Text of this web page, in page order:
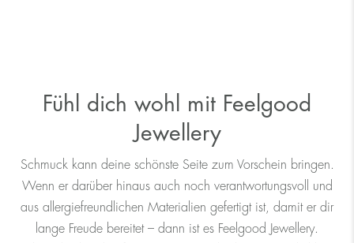
Fühl dich wohl mit Feelgood
Jewellery
Schmuck kann deine schönste Seite zum Vorschein bringen.
Wenn er darüber hinaus auch noch verantwortungsvoll und
aus allergiefreundlichen Materialien gefertigt ist, damit er dir
lange Freude bereitet – dann ist es Feelgood Jewellery.